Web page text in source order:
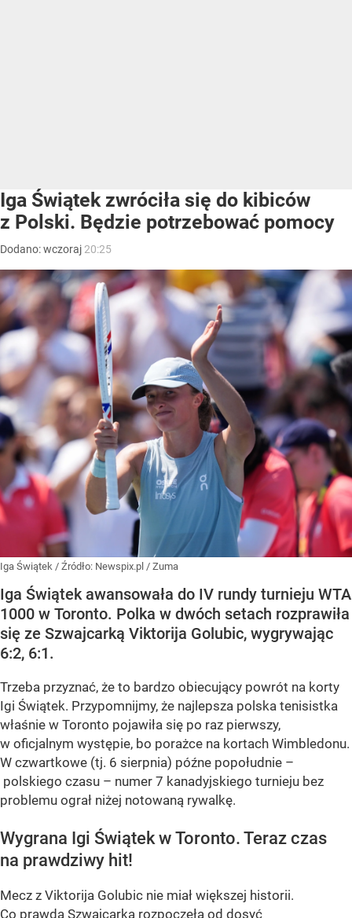
Iga Świątek zwróciła się do kibiców
z Polski. Będzie potrzebować pomocy
Dodano:wczoraj 20:25
Iga Świątek / Źródło: Newspix.pl / Zuma
Iga Świątek awansowała do IV rundy turnieju WTA
1000 w Toronto. Polka w dwóch setach rozprawiła
się ze Szwajcarką Viktorija Golubic, wygrywając
6:2, 6:1.
Trzeba przyznać, że to bardzo obiecujący powrót na korty
Igi Świątek. Przypomnijmy, że najlepsza polska tenisistka
właśnie w Toronto pojawiła się po raz pierwszy,
w oficjalnym występie, bo porażce na kortach Wimbledonu.
W czwartkowe (tj. 6 sierpnia) późne popołudnie –
polskiego czasu – numer 7 kanadyjskiego turnieju bez
problemu ograł niżej notowaną rywalkę.
Wygrana Igi Świątek w Toronto. Teraz czas
na prawdziwy hit!
Mecz z Viktorija Golubic nie miał większej historii.
Co prawda Szwajcarka rozpoczęła od dosyć